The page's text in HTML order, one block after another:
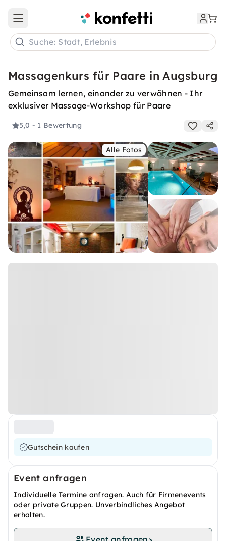
Open main menu
Suche: Stadt, Erlebnis
Massagenkurs für Paare in Augsburg
Gemeinsam lernen, einander zu verwöhnen - Ihr
exklusiver Massage-Workshop für Paare
5,0 - 1 Bewertung
Alle Fotos
Gutschein kaufen
Event anfragen
Individuelle Termine anfragen. Auch für Firmenevents
oder private Gruppen. Unverbindliches Angebot
erhalten.